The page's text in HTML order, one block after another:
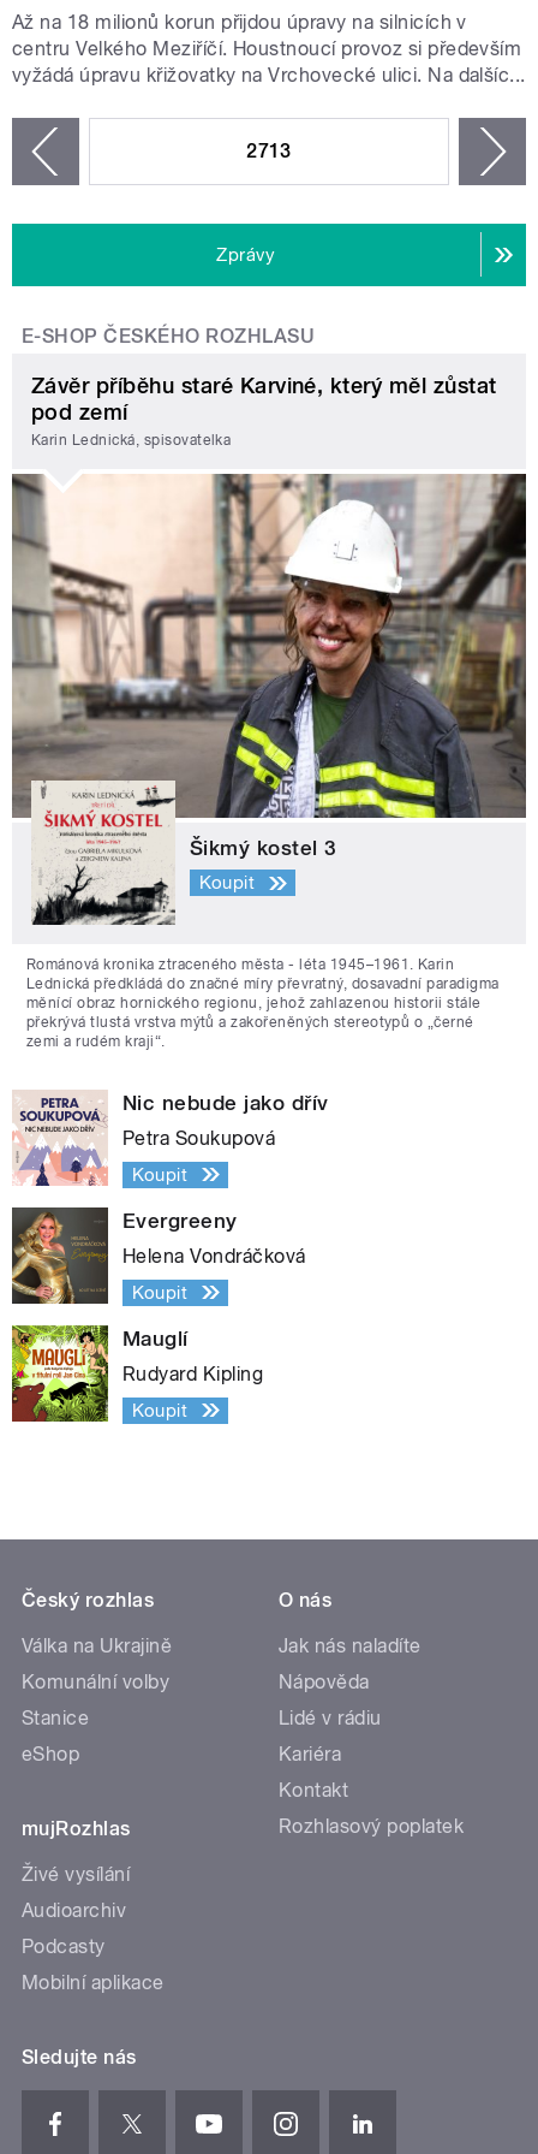
Až na 18 milionů korun přijdou úpravy na silnicích v
centru Velkého Meziříčí. Houstnoucí provoz si především
vyžádá úpravu křižovatky na Vrchovecké ulici. Na dalšíc...
2713
Zprávy
E-SHOP ČESKÉHO ROZHLASU
Závěr příběhu staré Karviné, který měl zůstat
pod zemí
Karin Lednická, spisovatelka
Šikmý kostel 3
Koupit
Románová kronika ztraceného města - léta 1945–1961. Karin
Lednická předkládá do značné míry převratný, dosavadní paradigma
měnící obraz hornického regionu, jehož zahlazenou historii stále
překrývá tlustá vrstva mýtů a zakořeněných stereotypů o „černé
zemi a rudém kraji“.
Nic nebude jako dřív
Petra Soukupová
Koupit
Evergreeny
Helena Vondráčková
Koupit
Mauglí
Rudyard Kipling
Koupit
Český rozhlas
Válka na Ukrajině
Komunální volby
Stanice
eShop
mujRozhlas
Živé vysílání
Audioarchiv
Podcasty
Mobilní aplikace
O nás
Jak nás naladíte
Nápověda
Lidé v rádiu
Kariéra
Kontakt
Rozhlasový poplatek
Sledujte nás